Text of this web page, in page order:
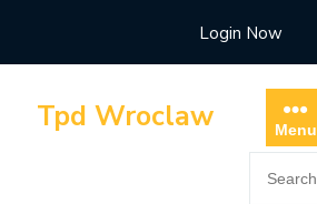
content
Login Now
Tpd Wroclaw Menu
for: